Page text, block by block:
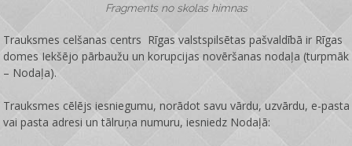
Fragments no skolas himnas
Trauksmes celšanas centrs Rīgas valstspilsētas pašvaldībā ir Rīgas
domes Iekšējo pārbaužu un korupcijas novēršanas nodaļa (turpmāk
– Nodaļa).
Trauksmes cēlējs iesniegumu, norādot savu vārdu, uzvārdu, e-pasta
vai pasta adresi un tālruņa numuru, iesniedz Nodaļā: